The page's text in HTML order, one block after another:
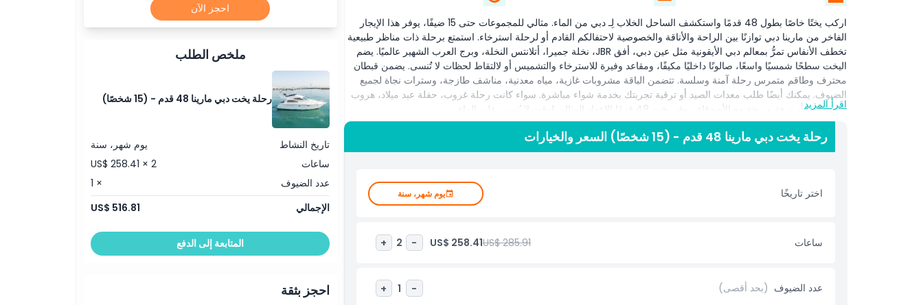
اركب يختًا خاصًا بطول 48 قدمًا واستكشف الساحل الخلاب لِـ دبي من الماء. مثالي للمجموعات حتى 15 ضيفًا، يوفر هذا الإيجار
الفاخر من مارينا دبي توازنًا بين الراحة والأناقة والخصوصية لاحتفالكم القادم أو لرحلة استرخاء. استمتع برحلة ذات مناظر طبيعية
تخطف الأنفاس تمرُّ بمعالم دبي الأيقونية مثل عين دبي، أفق JBR، نخلة جميرا، أتلانتس النخلة، وبرج العرب الشهير عالميًا. يضم
اليخت سطحًا شمسيًا واسعًا، صالونًا داخليًا مكيفًا، ومقاعد وفيرة للاسترخاء والتشميس أو لالتقاط لحظات لا تُنسى. يضمن قبطان
محترف وطاقم متمرس رحلة آمنة وسلسة. تتضمن الباقة مشروبات غازية، مياه معدنية، مناشف طازجة، وسترات نجاة لجميع
الضيوف. يمكنك أيضًا طلب معدات الصيد أو ترقية تجربتك بخدمة شواء مباشرة. سواء كانت رحلة غروب، حفلة عيد ميلاد، هروب
رومانسي، أو نزهة مريحة مع الأصدقاء، يوفر يخت 48 قدمًا الإعداد المثالي لوقت لا يُنسى على الماء.
أبرز المعالم
المتضمنات
اقرأ المزيد
رحلة يخت دبي مارينا 48 قدم - (15 شخصًا) السعر والخيارات
اختر تاريخًا يوم شهر، سنة
ساعات US$ 285.91
US$ 258.41
-
2
+
عدد الضيوف (بحد أقصى) -
1
+
احجز الآن
ملخص الطلب
رحلة يخت دبي مارينا 48 قدم - (15 شخصًا)
تاريخ النشاط
يوم شهر، سنة
ساعات
US$ 258.41 × 2
عدد الضيوف
× 1
الإجمالي
US$ 516.81
المتابعة إلى الدفع
احجز بثقة